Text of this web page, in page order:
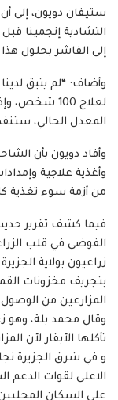
ستيفان دويون، إلى
إلى الفاشر بحلول
وأضاف: “لم يتبق
لعلاج 100
المعدل الحالي،
وأفاد دويون بأن
وأغذية علاجية
من أزمة سوء تغذية
فيما كشف تقرير
الفوضى في قلب
زراعيون بولاية
بتجريف مخزونات
المزارعين من
وقال محمد بلة، وهو
تأكلها الأبقار لأن
و في شرق الجزيرة
الاعلى لقوات الدعم
علي السكان